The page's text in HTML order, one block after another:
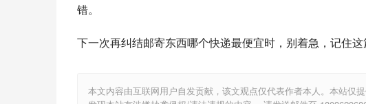
错。
下一次再纠结邮寄东西哪个快递最便宜时，别着急，记住这
本文内容由互联网用户自发贡献，该文观点仅代表作者本人。本站仅